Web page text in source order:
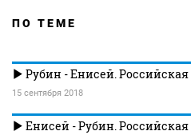
ПО ТЕМЕ
Рубин - Енисей.
15 сентября 2018
Енисей - Рубин. Российская